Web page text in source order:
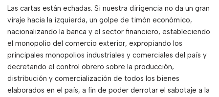
Las cartas están echadas. Si nuestra dirigencia no da un gran
viraje hacia la izquierda, un golpe de timón económico,
nacionalizando la banca y el sector financiero, estableciendo
el monopolio del comercio exterior, expropiando los
principales monopolios industriales y comerciales del país y
decretando el control obrero sobre la producción,
distribución y comercialización de todos los bienes
elaborados en el país, a fin de poder derrotar el sabotaje a la